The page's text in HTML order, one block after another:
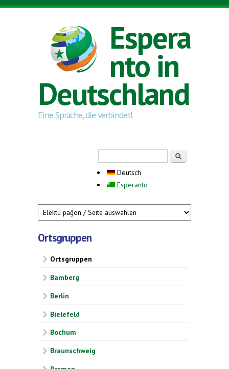
Direkt zum Inhalt
Espera
nto in
Deutschland
Eine Sprache, die verbindet!
Deutsch
Esperanto
Ortsgruppen
Ortsgruppen
Bamberg
Berlin
Bielefeld
Bochum
Braunschweig